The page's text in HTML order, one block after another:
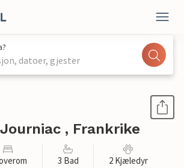
datoer, gjester
, Frankrike
3 Bad 2 Kjæledyr